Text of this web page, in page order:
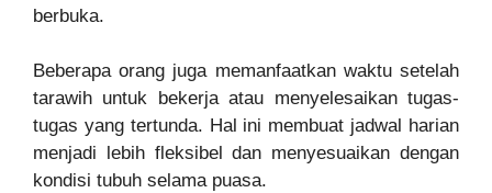
berbuka.
Beberapa orang juga memanfaatkan waktu setelah
tarawih untuk bekerja atau menyelesaikan tugas-
tugas yang tertunda. Hal ini membuat jadwal harian
menjadi lebih fleksibel dan menyesuaikan dengan
kondisi tubuh selama puasa.